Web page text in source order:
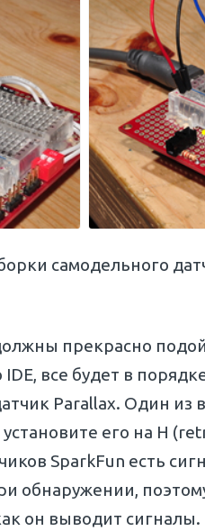
самодельного
прекрасно
все будет в
Parallax. Один из
его на H
SparkFun есть
обнаружении,
он выводит сигналы.